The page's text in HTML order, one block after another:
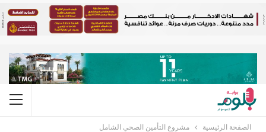
الصفحة الرئيسية مشروع التأمين الصحي الشامل